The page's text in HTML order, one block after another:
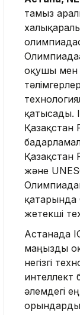
тамыз
оқушы мен
қатысады.
Қазақстан
Қазақстан
және
қатарында
жетекші
Астанада
маңызды
негізгі
интеллект
әлемдегі